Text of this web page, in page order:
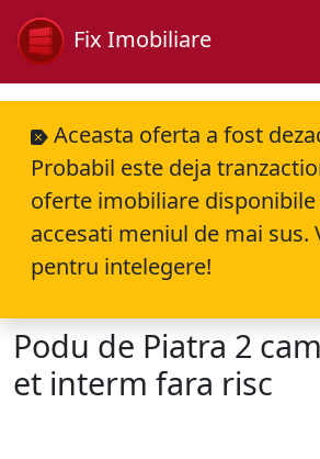
Fix Imobiliare
Aceasta oferta a fost
Probabil este deja
oferte imobiliare disponibile
accesati meniul de mai sus.
pentru intelegere!
Podu de Piatra 2
et interm fara risc